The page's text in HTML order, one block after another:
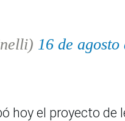
16 de agosto
hoy el proyecto de